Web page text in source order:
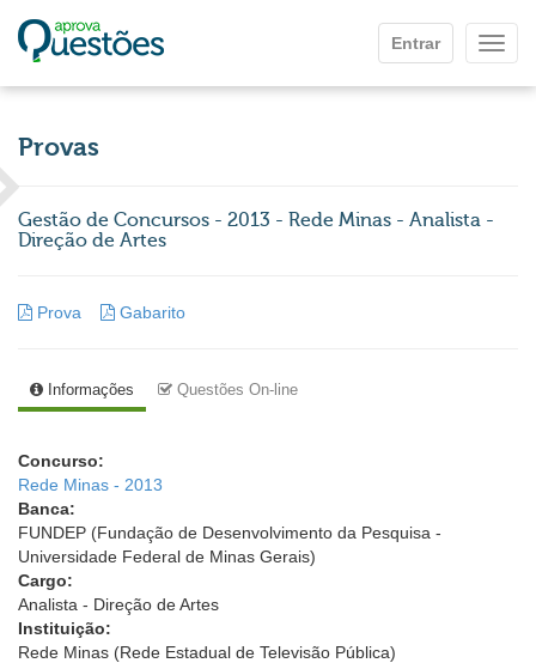
Entrar
Provas
Gestão de Concursos - 2013 - Rede Minas - Analista -
Direção de Artes
Prova Gabarito
Informações Questões On-line
Concurso:
Rede Minas - 2013
Banca:
FUNDEP (Fundação de Desenvolvimento da Pesquisa -
Universidade Federal de Minas Gerais)
Cargo:
Analista - Direção de Artes
Instituição:
Rede Minas (Rede Estadual de Televisão Pública)